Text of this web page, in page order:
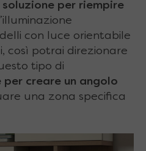
soluzione per riempire
con luce orientabile
così potrai direzionare
tipo di
per creare un angolo
una zona specifica